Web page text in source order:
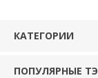
КАТЕГОРИИ
ПОПУЛЯРНЫЕ